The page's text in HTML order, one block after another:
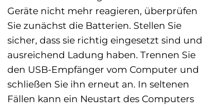
Geräte nicht mehr reagieren, überprüfen
Sie zunächst die Batterien. Stellen Sie
sicher, dass sie richtig eingesetzt sind und
ausreichend Ladung haben. Trennen Sie
den USB-Empfänger vom Computer und
schließen Sie ihn erneut an. In seltenen
Fällen kann ein Neustart des Computers